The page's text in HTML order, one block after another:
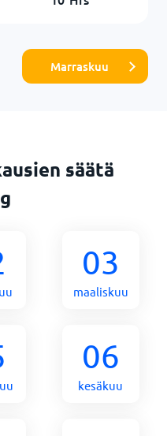
Marraskuu
säätä
03
maaliskuu
06
kesäkuu